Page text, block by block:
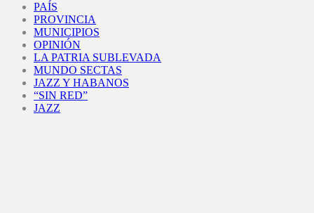
PAÍS
PROVINCIA
MUNICIPIOS
OPINIÓN
LA PATRIA SUBLEVADA
MUNDO SECTAS
JAZZ Y HABANOS
“SIN RED”
JAZZ